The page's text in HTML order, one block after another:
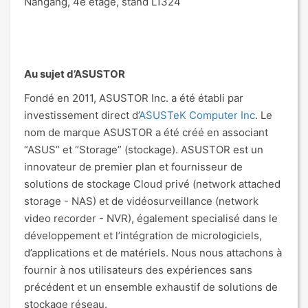
Au sujet d’ASUSTOR
Fondé en 2011, ASUSTOR Inc. a été établi par
investissement direct d’ASUSTeK Computer Inc. Le
nom de marque ASUSTOR a été créé en associant
“ASUS” et “Storage” (stockage). ASUSTOR est un
innovateur de premier plan et fournisseur de
solutions de stockage Cloud privé (network attached
storage - NAS) et de vidéosurveillance (network
video recorder - NVR), également specialisé dans le
développement et l’intégration de micrologiciels,
d’applications et de matériels. Nous nous attachons à
fournir à nos utilisateurs des expériences sans
précédent et un ensemble exhaustif de solutions de
stockage réseau.